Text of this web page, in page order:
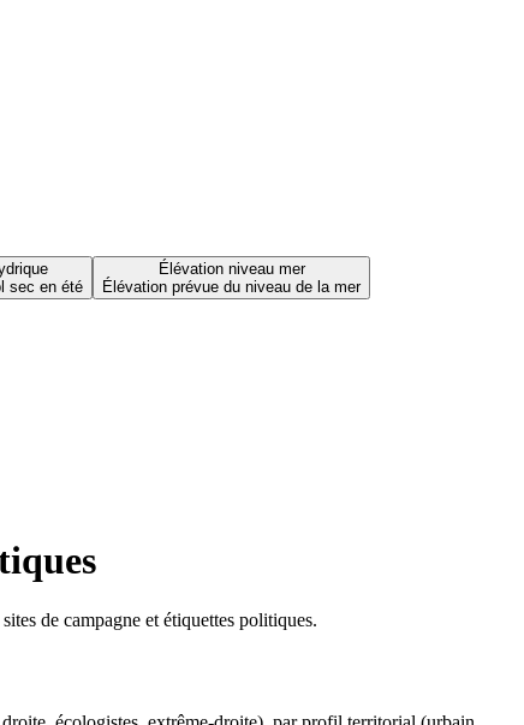
sec en été
Élévation niveau mer
Élévation prévue du niveau de la mer
de campagne et étiquettes politiques.